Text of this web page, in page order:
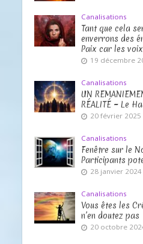
Canalisations
Tant que cela
enverrons des
Paix car les
19 décembre
Canalisations
UN
RÉALITÉ ~ Le
20 février 2025
Canalisations
Fenêtre sur le
Participants
28 janvier 2024
Canalisations
Vous êtes les
n’en doutez pas
20 octobre